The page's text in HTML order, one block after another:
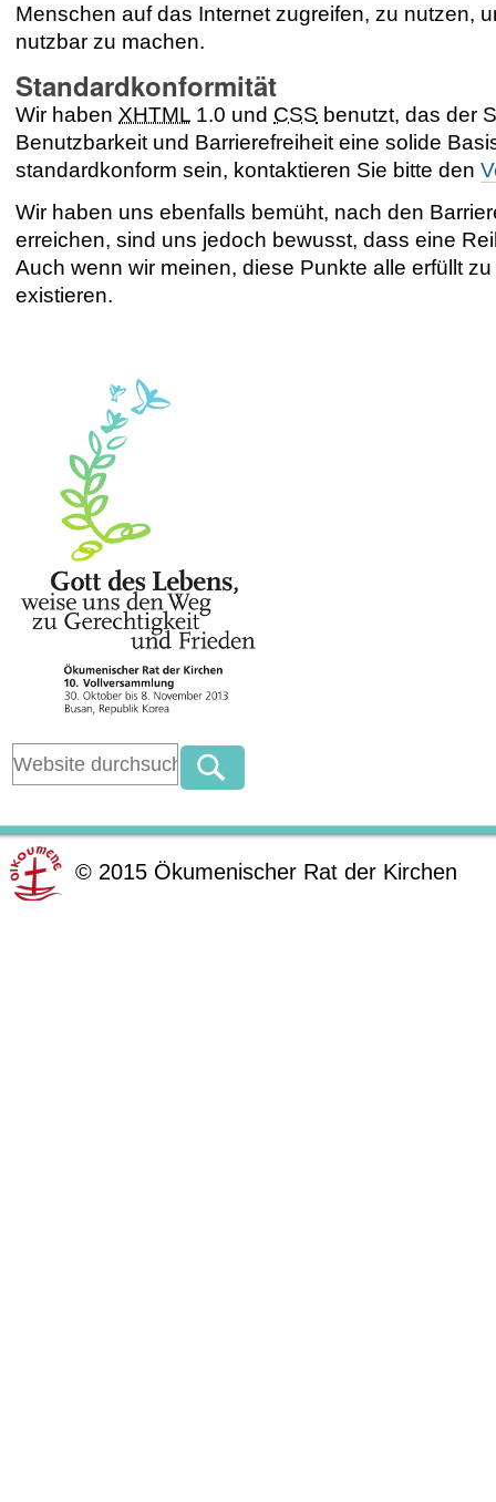
Menschen auf das Internet zugreifen, zu nutzen,
nutzbar zu machen.
Standardkonformität
Wir haben XHTML 1.0 und CSS benutzt, das der
Benutzbarkeit und Barrierefreiheit eine solide
standardkonform sein, kontaktieren Sie bitte den
Wir haben uns ebenfalls bemüht, nach den
erreichen, sind uns jedoch bewusst, dass eine
Auch wenn wir meinen, diese Punkte alle erfüllt
existieren.
© 2015 Ökumenischer Rat der Kirchen